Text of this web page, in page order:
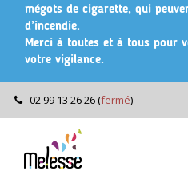
mégots de cigarette, qui
d’incendie.
Merci à toutes et à tous pour
votre vigilance.
02 99 13 26 26(fermé)